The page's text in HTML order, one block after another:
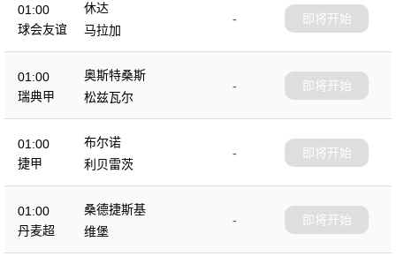
01:00
球会友谊
休达
-
马拉加
即将开始
01:00
瑞典甲
奥斯特桑斯
-
松兹瓦尔
即将开始
01:00
捷甲
布尔诺
-
利贝雷茨
即将开始
01:00
丹麦超
桑德捷斯基
-
维堡
即将开始